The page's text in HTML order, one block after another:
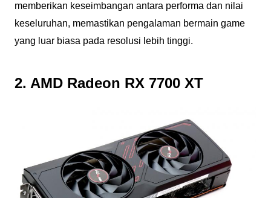
memberikan keseimbangan antara performa dan nilai
keseluruhan, memastikan pengalaman bermain game
yang luar biasa pada resolusi lebih tinggi.
2. AMD Radeon RX 7700 XT